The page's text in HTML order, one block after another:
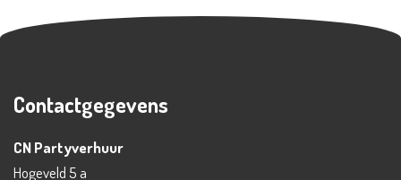
Contactgegevens
CN Partyverhuur
Hogeveld 5 a